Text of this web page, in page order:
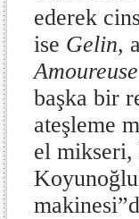
ederek
ise Gelin,
Amoureuse
başka bir
ateşleme
el